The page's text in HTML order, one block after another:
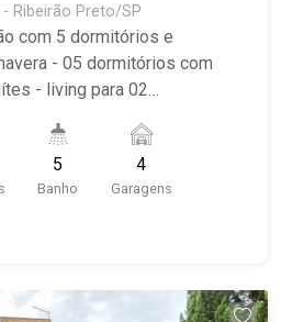
- Ribeirão Preto/SP
com 5 dormitórios e
- 05 dormitórios com
02
churrasqueira - piscina e
paisagismo - lavabo - 4
de serviço - condomínio
5
Banho
4
Garagens